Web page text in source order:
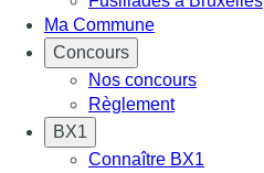
Ma Commune
Concours
Nos concours
Règlement
BX1
Connaître BX1